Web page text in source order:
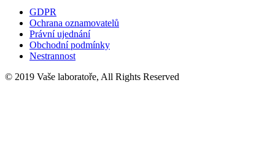
GDPR
Ochrana oznamovatelů
Právní ujednání
Obchodní podmínky
Nestrannost
© 2019 Vaše laboratoře, All Rights Reserved